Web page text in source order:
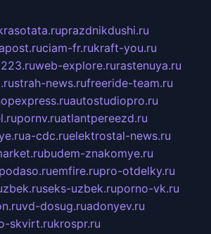
prazdnikdushi.ru
ciam-fr.rukraft-you.ru
web-explore.rurastenuya.ru
strah-news.rufreeride-team.ru
autostudiopro.ru
pornv.ruatlantpereezd.ru
a-cdc.ruelektrostal-news.ru
budem-znakomye.ru
emfire.rupro-otdelky.ru
seks-uzbek.ruporno-vk.ru
vd-dosug.ruadonyev.ru
skvirt.rukrospr.ru